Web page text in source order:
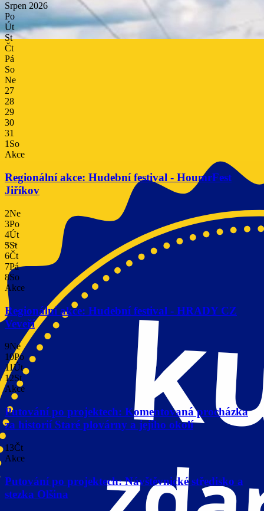
< >
Srpen 2026
Po
Út
St
Čt
Pá
So
Ne
27
28
29
30
31
1So
Akce
Regionální akce: Hudební festival - HoumrFest
Jiříkov
2Ne
3Po
4Út
5St
6Čt
7Pá
8So
Akce
Regionální akce: Hudební festival - HRADY CZ
Veveří
9Ne
10Po
11Út
12St
Akce
Putování po projektech: Komentovaná procházka
za historií Staré plovárny a jejího okolí
13Čt
Akce
Putování po projektech: Návštěvnické středisko a
stezka Olšina